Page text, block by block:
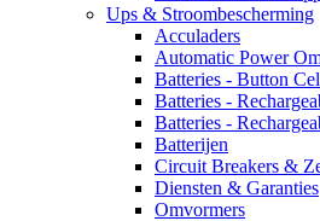
Ups & Stroombescherming
Acculaders
Automatic Power
Batteries - Button
Batteries -
Batteries -
Batterijen
Circuit Breakers &
Diensten & Garanties
Omvormers